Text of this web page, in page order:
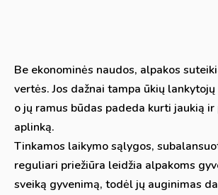
Be ekonominės naudos, alpakos
vertės. Jos dažnai tampa ūkių
o jų ramus būdas padeda kurti jaukią
aplinką.
Tinkamos laikymo sąlygos,
reguliari priežiūra leidžia alpakoms
sveiką gyvenimą, todėl jų auginimas